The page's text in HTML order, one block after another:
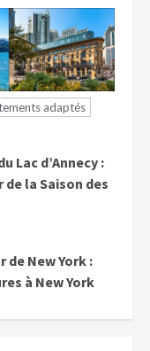
adaptés
Lac d’Annecy :
la Saison des
New York :
à New York